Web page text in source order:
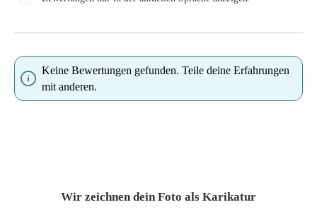
Keine Bewertungen gefunden. Teile deine Erfahrungen
mit anderen.
Wir zeichnen dein Foto als Karikatur